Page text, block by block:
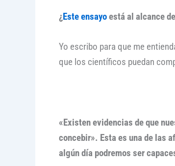
¿Este ensayoestá al alcance
Yo escribo para que me
que los científicos puedan
«Existen evidencias de que
concebir». Esta es una de las
algún día podremos ser